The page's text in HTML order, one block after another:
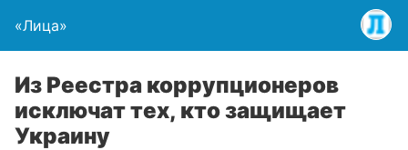
«Лица»
Из Реестра коррупционеров
исключат тех, кто защищает
Украину